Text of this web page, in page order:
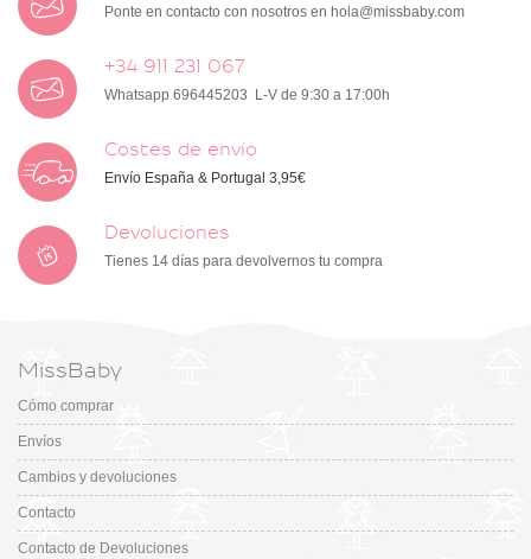
Ponte en contacto con nosotros en hola@missbaby.com
+34 911 231 067
Whatsapp 696445203 L-V de 9:30 a 17:00h
Costes de envío
Envío España & Portugal 3,95€
Devoluciones
Tienes 14 días para devolvernos tu compra
MissBaby
Cómo comprar
Envíos
Cambios y devoluciones
Contacto
Contacto de Devoluciones